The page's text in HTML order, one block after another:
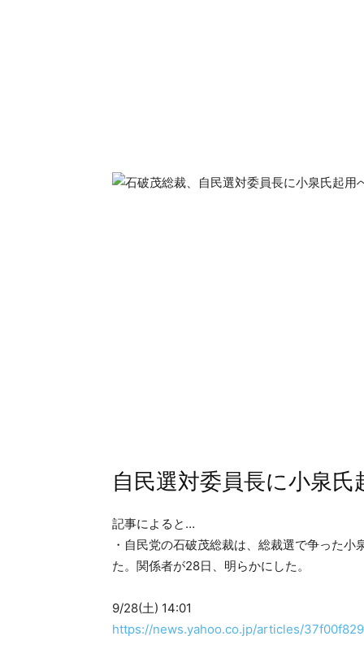
自民選対委員長に小泉氏
記事によると…
・自民党の石破茂総裁は、総裁選で争った
た。関係者が28日、明らかにした。
9/28(土) 14:01
https://news.yahoo.co.jp/articles/